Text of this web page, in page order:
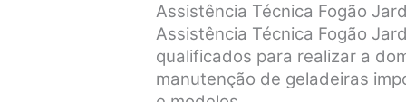
Assistência Técnica Fogão
Assistência Técnica Fogão
qualificados para realizar a
manutenção de geladeiras